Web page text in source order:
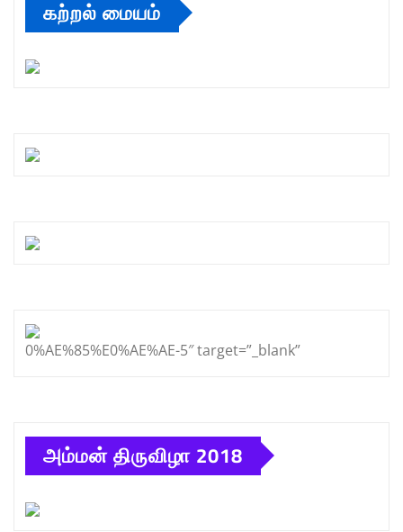
கற்றல் மையம்
0%AE%85%E0%AE%AE-5″ target=”_blank”
அம்மன் திருவிழா 2018